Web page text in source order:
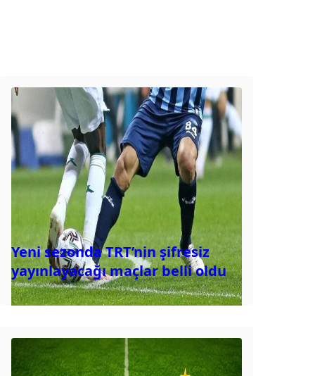
Yeni sezonda TRT’nin şifresiz
yayınlayacağı maçlar belli oldu